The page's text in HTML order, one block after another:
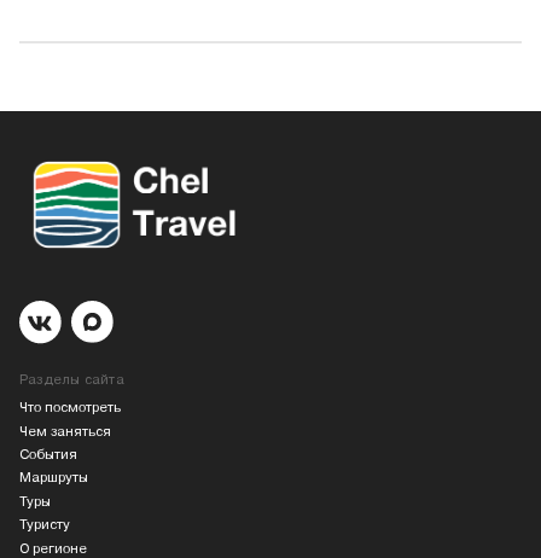
Разделы сайта
Что посмотреть
Чем заняться
События
Маршруты
Туры
Туристу
О регионе